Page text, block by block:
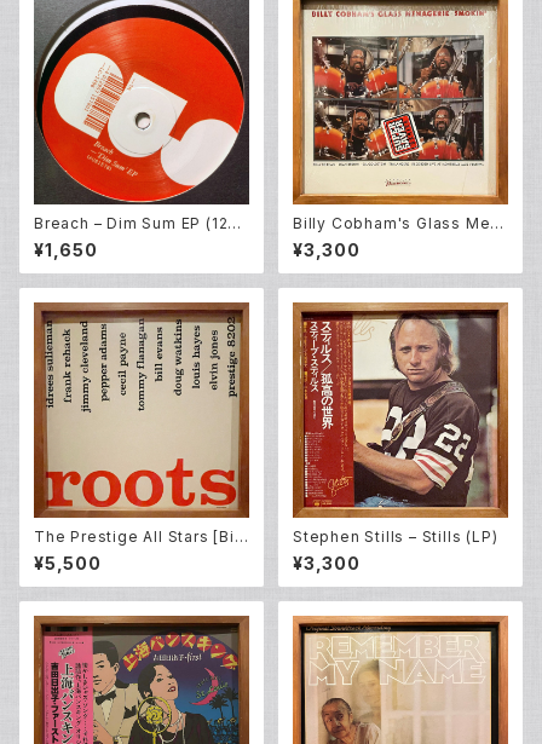
Breach – Dim Sum EP (12E
P)
¥1,650
Billy Cobham's Glass Men
agerie – Smokin' (LP)
¥3,300
The Prestige All Stars [Bill
Evans, Cecil Payne, Doug
Watkins, Elvin Jones, Fran
k Rehak, Idrees Sulieman,
Adams and Tommy Flanag
an] – Roots (LP)
¥5,500
Stephen Stills – Stills (LP)
¥3,300